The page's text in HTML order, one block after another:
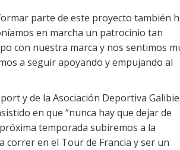
parte de este proyecto también
en marcha un patrocinio tan
con nuestra marca y nos sentimos
a seguir apoyando y empujando al
y de la Asociación Deportiva
en que “nunca hay que dejar de
temporada subiremos a la
correr en el Tour de Francia y ser un